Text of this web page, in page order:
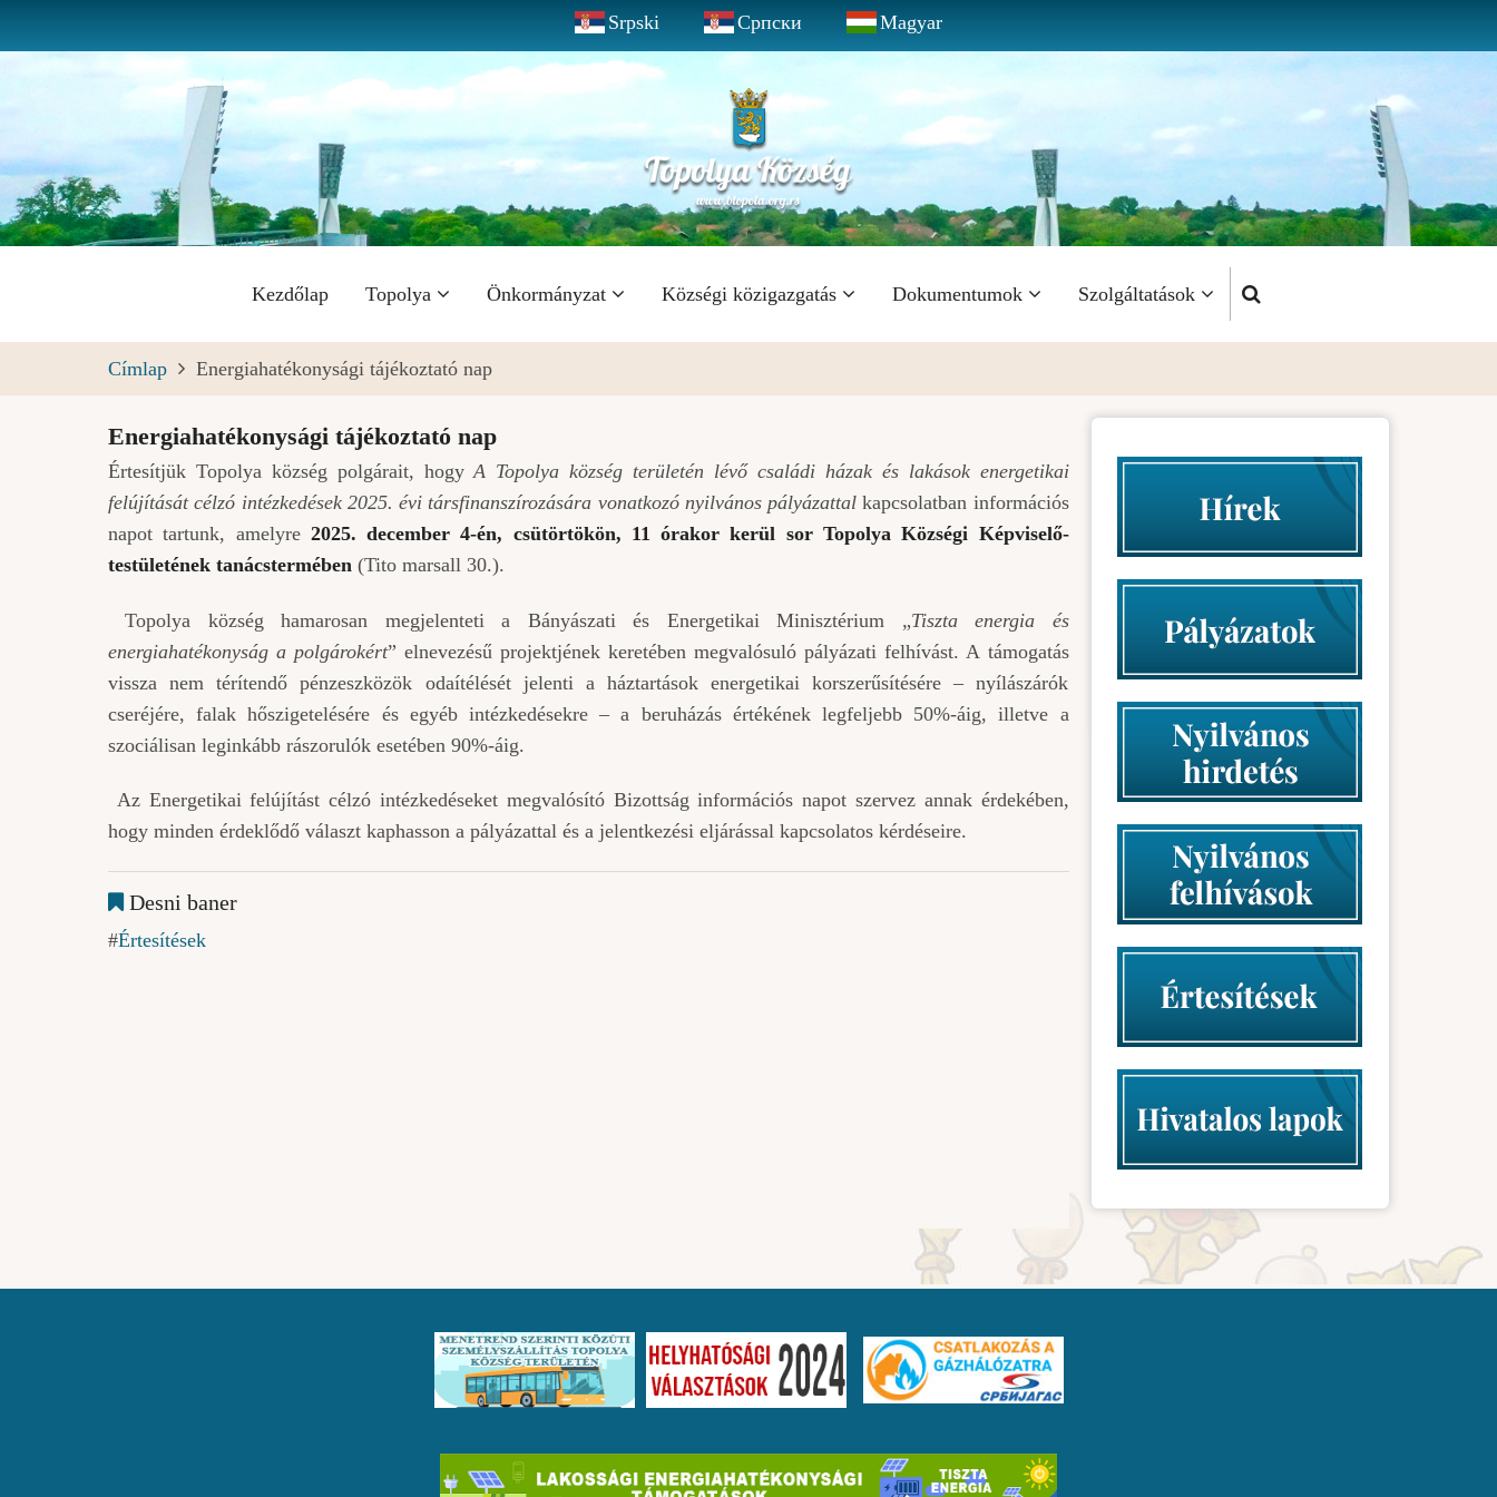
a
tartalomra
Srpski Српски Magyar
Fő
navigáció
Kezdőlap Topolya Önkormányzat Községi közigazgatás Dokumentumok Szolgáltatások
Címlap Energiahatékonysági tájékoztató nap
Energiahatékonysági tájékoztató nap
Értesítjük Topolya község polgárait, hogyA Topolya község területén lévő családi házak és lakások energetikai
felújítását célzó intézkedések 2025. évi társfinanszírozására vonatkozó nyilvános pályázattalkapcsolatban információs
napot tartunk, amelyre 2025. december 4-én, csütörtökön, 11 órakor kerül sor Topolya Községi Képviselő-
testületének tanácstermében (Tito marsall 30.).
Topolya község hamarosan megjelenteti a Bányászati és Energetikai Minisztérium „Tiszta energia és
energiahatékonyság a polgárokért” elnevezésű projektjének keretében megvalósuló pályázati felhívást. A támogatás
vissza nem térítendő pénzeszközök odaítélését jelenti a háztartások energetikai korszerűsítésére – nyílászárók
cseréjére, falak hőszigetelésére és egyéb intézkedésekre – a beruházás értékének legfeljebb 50%-áig, illetve a
szociálisan leginkább rászorulók esetében 90%-áig.
Az Energetikai felújítást célzó intézkedéseket megvalósító Bizottság információs napot szervez annak érdekében,
hogy minden érdeklődő választ kaphasson a pályázattal és a jelentkezési eljárással kapcsolatos kérdéseire.
Desni baner
Értesítések